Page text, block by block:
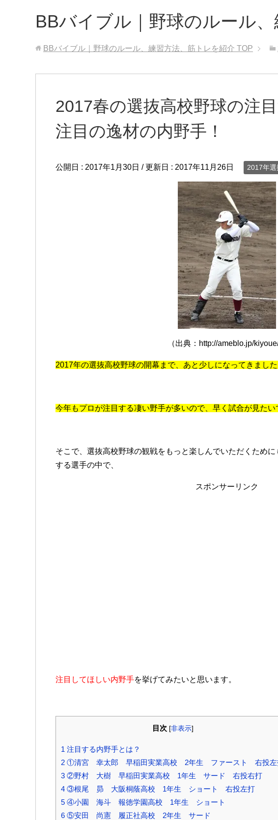
BBバイブル｜野球のルール
BBバイブル｜野球のルール、練習方法、筋トレを紹介 TOP
2017春の選抜高校野球の注
注目の逸材の内野手！
公開日 : 2017年1月30日 / 更新日 : 2017年11月26日 2017年
（出典：http://ameblo.jp/kiyoue/
2017年の選抜高校野球の開幕まで、あと少しになってきました
今年もプロが注目する凄い野手が多いので、早く試合が見たい
そこで、選抜高校野球の観戦をもっと楽しんでいただくため
する選手の中で、
スポンサーリンク
注目してほしい内野手を挙げてみたいと思います。
目次 [非表示]
1 注目する内野手とは？
2 ①清宮 幸太郎 早稲田実業高校 2年生 ファースト 右投左
3 ②野村 大樹 早稲田実業高校 1年生 サード 右投右打
4 ③根尾 昴 大阪桐蔭高校 1年生 ショート 右投左打
5 ④小園 海斗 報徳学園高校 1年生 ショート
6 ⑤安田 尚憲 履正社高校 2年生 サード